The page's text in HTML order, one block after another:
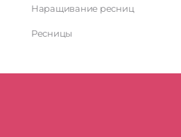
Наращивание ресниц
Ресницы